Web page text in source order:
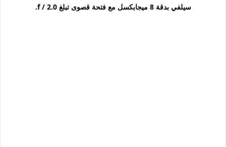
سيلفي بدقة 8 ميجابكسل مع فتحة قصوى تبلغ f / 2.0.